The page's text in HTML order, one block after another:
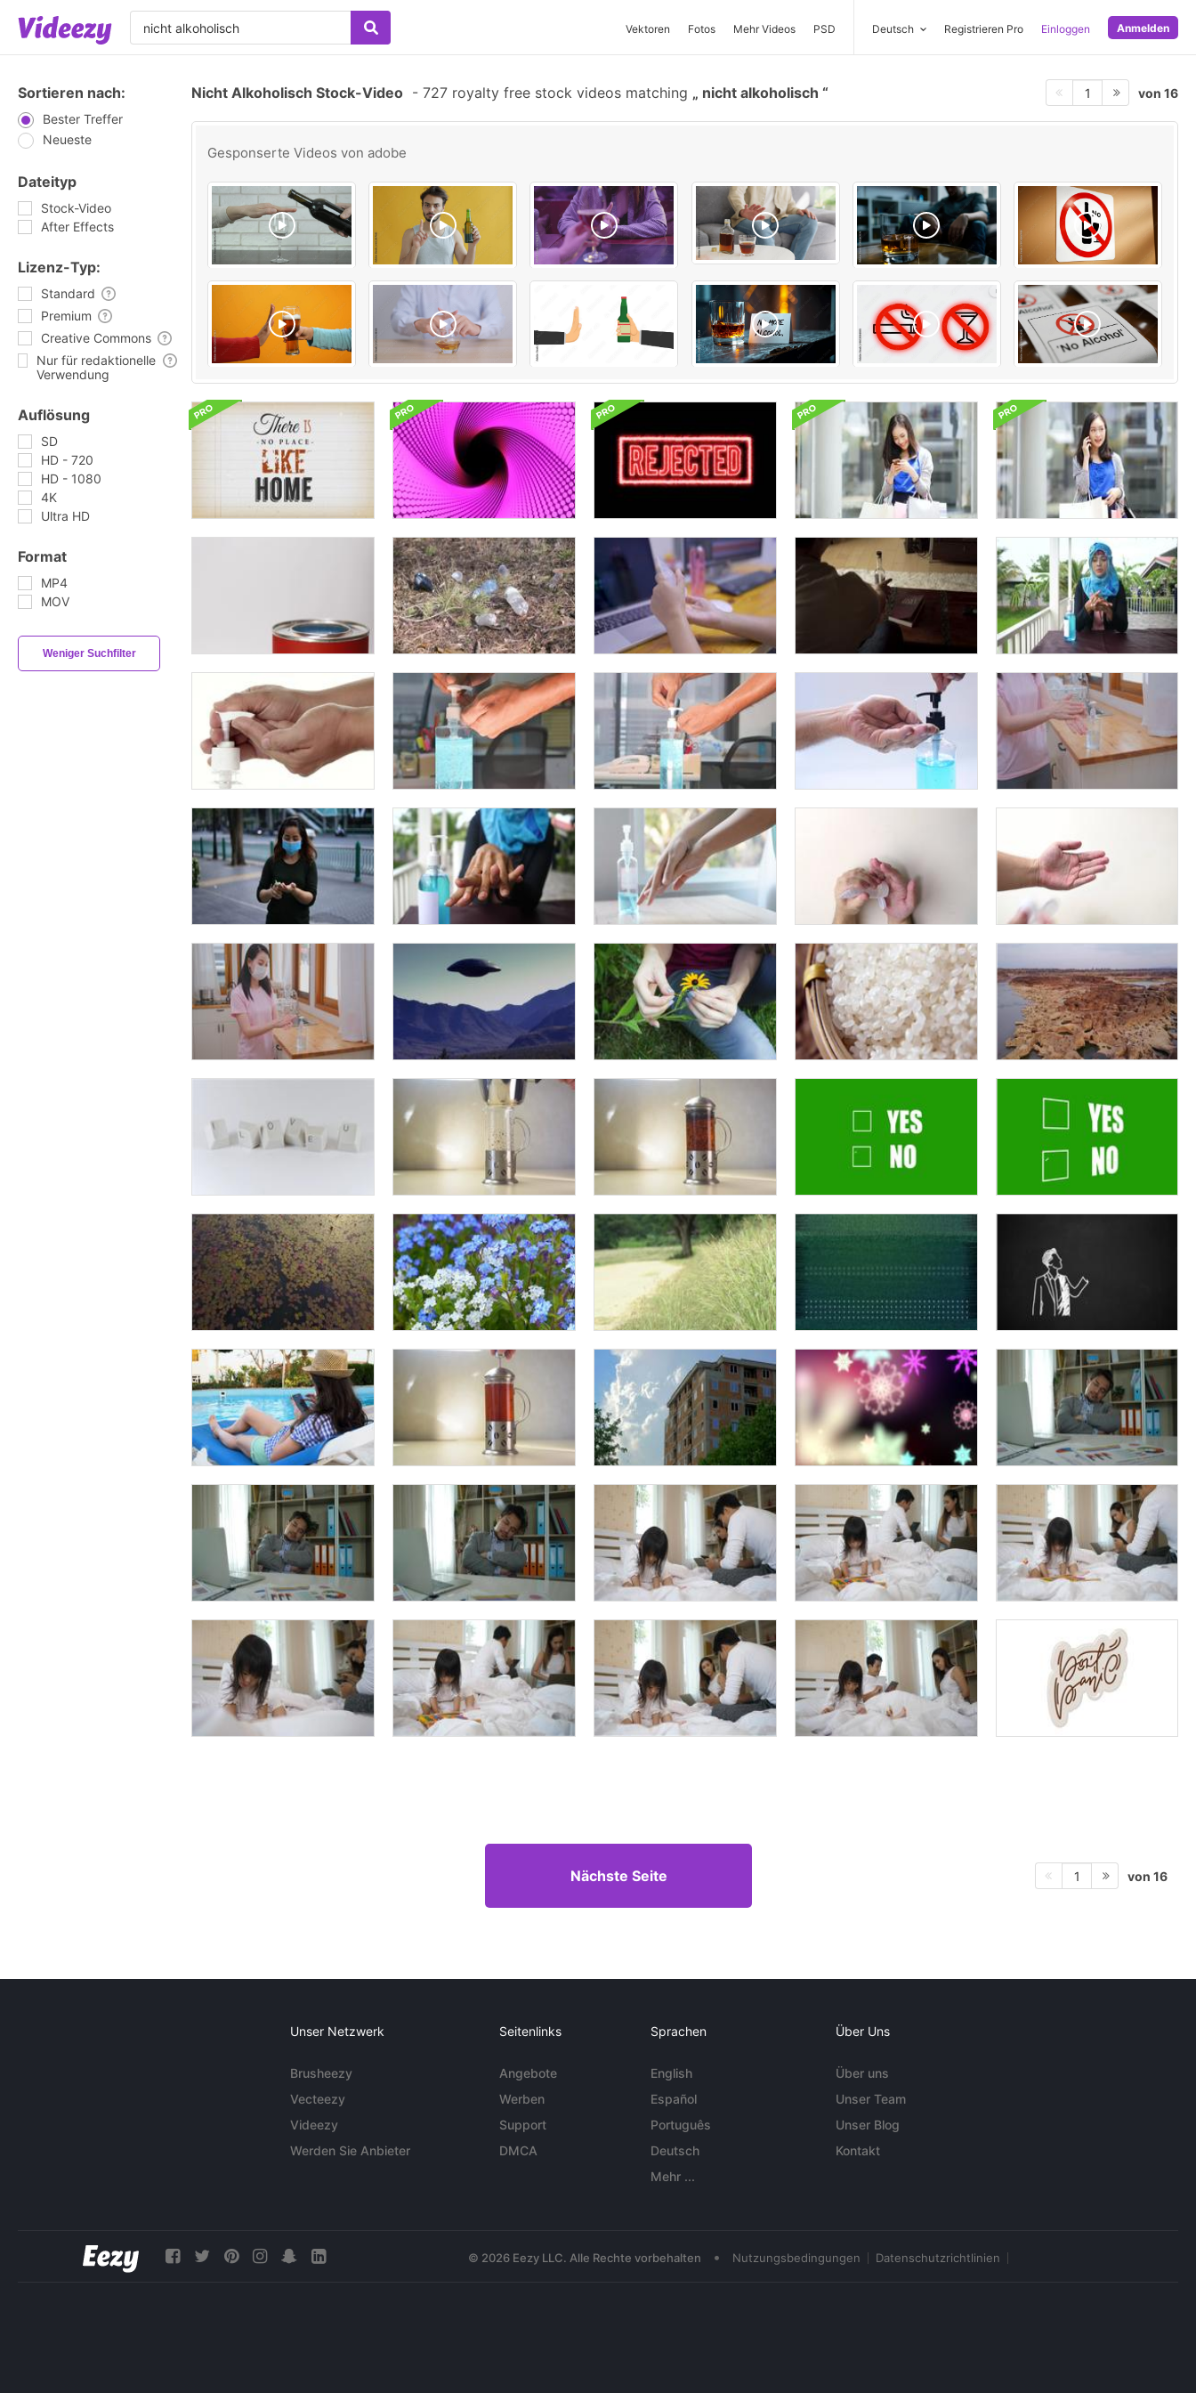
Vektoren Fotos Mehr Videos PSD Deutsch Registrieren Pro Einloggen Anmelden
Sortieren nach:
Bester Treffer
Neueste
Dateityp
Stock-Video
After Effects
Lizenz-Typ:
Standard
Premium
Creative Commons
Nur für redaktionelle
Verwendung
Auflösung
SD
HD - 720
HD - 1080
4K
Ultra HD
Format
MP4
MOV
Weniger Suchfilter
Nicht Alkoholisch Stock-Video - 727 royalty free stock videos matching nicht alkoholisch 1 von 16
Gesponserte Videos von adobe
Nächste Seite 1 von 16
Unser Netzwerk
Brusheezy
Vecteezy
Videezy
Werden Sie Anbieter
Seitenlinks
Angebote
Werben
Support
DMCA
Sprachen
English
Español
Português
Deutsch
Mehr ...
Über Uns
Über uns
Unser Team
Unser Blog
Kontakt
© 2026 Eezy LLC. Alle Rechte vorbehalten • Nutzungsbedingungen Datenschutzrichtlinien